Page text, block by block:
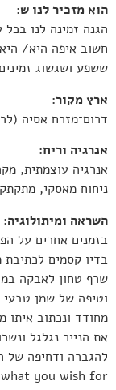
הוא מזכיר לנו ש:
הגנה זמינה לנו
חשוב איפה היא/
ששפע ושגשוג
ארץ מקור:
דרום־מזרח אסיה
אנרגיה וריח:
אנרגיה עוצמתית,
ניחוח מאסקי,
השראה ומיתולוגיה:
בזמנים אחרים על
בדיו קסמים לכתיבת
שרף טחון לאבקה
וטיפה של שמן טבעי
מחודד ונכתוב
את הנייר נגלגל
להגברה ודחיפה של
you wish for…